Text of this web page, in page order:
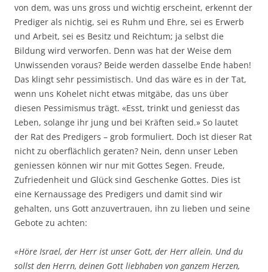
von dem, was uns gross und wichtig erscheint, erkennt der
Prediger als nichtig, sei es Ruhm und Ehre, sei es Erwerb
und Arbeit, sei es Besitz und Reichtum; ja selbst die
Bildung wird verworfen. Denn was hat der Weise dem
Unwissenden voraus? Beide werden dasselbe Ende haben!
Das klingt sehr pessimistisch. Und das wäre es in der Tat,
wenn uns Kohelet nicht etwas mitgäbe, das uns über
diesen Pessimismus trägt. «Esst, trinkt und geniesst das
Leben, solange ihr jung und bei Kräften seid.» So lautet
der Rat des Predigers – grob formuliert. Doch ist dieser Rat
nicht zu oberflächlich geraten? Nein, denn unser Leben
geniessen können wir nur mit Gottes Segen. Freude,
Zufriedenheit und Glück sind Geschenke Gottes. Dies ist
eine Kernaussage des Predigers und damit sind wir
gehalten, uns Gott anzuvertrauen, ihn zu lieben und seine
Gebote zu achten:
«Höre Israel, der Herr ist unser Gott, der Herr allein. Und du
sollst den Herrn, deinen Gott liebhaben von ganzem Herzen,